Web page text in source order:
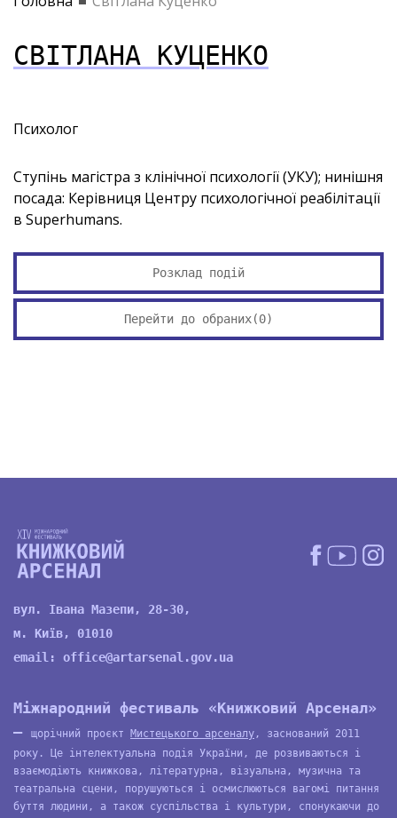
СВІТЛАНА КУЦЕНКО
Психолог
Ступінь магістра з клінічної психології (УКУ); нинішня
посада: Керівниця Центру психологічної реабілітації
в Superhumans.
Розклад подій
Перейти до обраних(0)
вул. Івана Мазепи, 28-30,
м. Київ, 01010
email: office@artarsenal.gov.ua
Міжнародний фестиваль «Книжковий Арсенал»
—
щорічний проєкт Мистецького арсеналу , заснований 2011
року. Це інтелектуальна подія України, де розвиваються і
взаємодіють книжкова, літературна, візуальна, музична та
театральна сцени, порушуються і осмислюються вагомі питання
буття людини, а також суспільства і культури, спонукаючи до